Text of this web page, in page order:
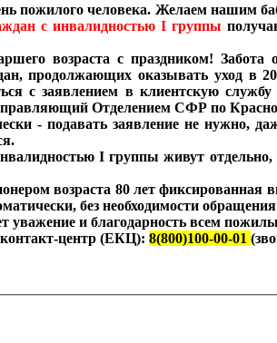
пожилого человека. Желаем нашим
с инвалидностью I группы
возраста с праздником!
продолжающих оказывать уход в
с заявлением в клиентскую
управляющий Отделением СФР по
- подавать заявление не нужно,
I группы живут отдельно,
возраста 80 лет
без необходимости
и благодарность всем
центр (ЕКЦ): 8(800)100-00-01